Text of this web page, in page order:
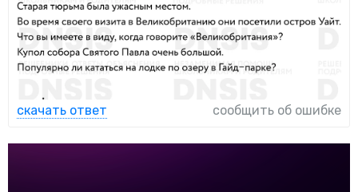
скачать ответ сообщить об ошибке